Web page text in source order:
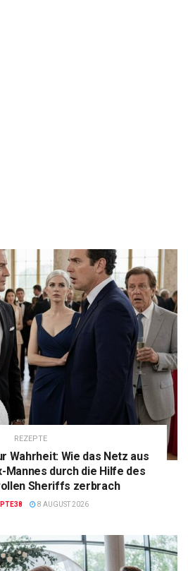
REZEPTE
Wahrheit: Wie das Netz aus
Mannes durch die Hilfe des
Sheriffs zerbrach
8 AUGUST 2026